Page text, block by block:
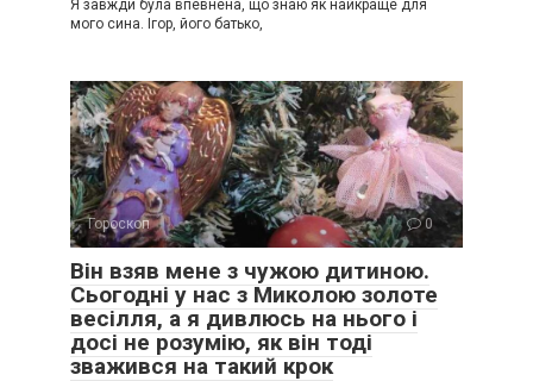
Я завжди була впевнена, що знаю як найкраще для
мого сина. Ігор, його батько,
Гороскоп 0
Він взяв мене з чужою дитиною.
Сьогодні у нас з Миколою золоте
весілля, а я дивлюсь на нього і
досі не розумію, як він тоді
зважився на такий крок